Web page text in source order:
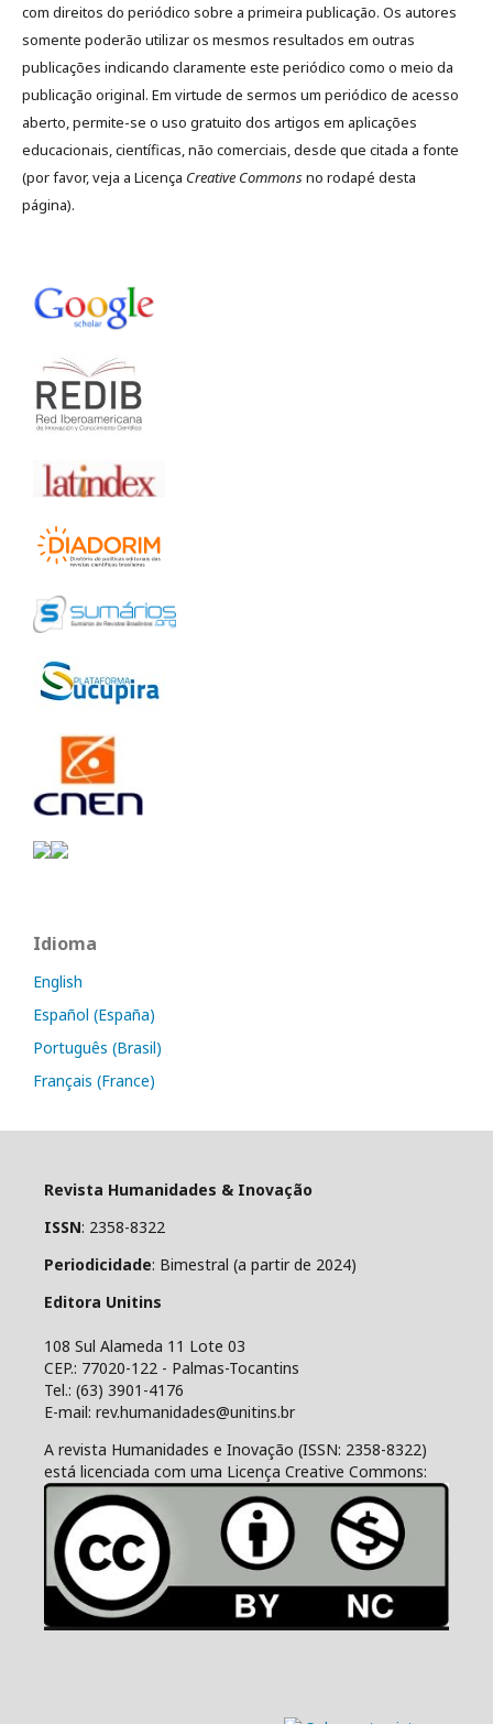
com direitos do periódico sobre a primeira publicação. Os autores
somente poderão utilizar os mesmos resultados em outras
publicações indicando claramente este periódico como o meio da
publicação original. Em virtude de sermos um periódico de acesso
aberto, permite-se o uso gratuito dos artigos em aplicações
educacionais, científicas, não comerciais, desde que citada a fonte
(por favor, veja a Licença Creative Commonsno rodapé desta
página).
Idioma
English
Español (España)
Português (Brasil)
Français (France)
Revista Humanidades & Inovação
ISSN: 2358-8322
Periodicidade: Bimestral (a partir de 2024)
Editora Unitins
108 Sul Alameda 11 Lote 03
CEP.: 77020-122 - Palmas-Tocantins
Tel.: (63) 3901-4176
E-mail: rev.humanidades@unitins.br
A revista Humanidades e Inovação (ISSN: 2358-8322)
está licenciada com uma Licença Creative Commons: